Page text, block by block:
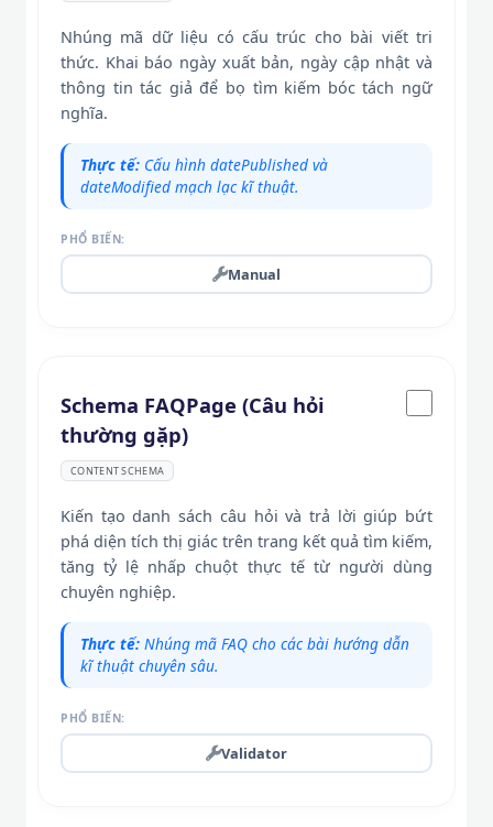
Nhúng mã dữ liệu có cấu trúc cho bài viết tri
thức. Khai báo ngày xuất bản, ngày cập nhật và
thông tin tác giả để bọ tìm kiếm bóc tách ngữ
nghĩa.
Thực tế: Cấu hình datePublished và
dateModified mạch lạc kĩ thuật.
PHỔ BIẾN:
Manual
Schema FAQPage (Câu hỏi
thường gặp)
CONTENT SCHEMA
Kiến tạo danh sách câu hỏi và trả lời giúp bứt
phá diện tích thị giác trên trang kết quả tìm kiếm,
tăng tỷ lệ nhấp chuột thực tế từ người dùng
chuyên nghiệp.
Thực tế: Nhúng mã FAQ cho các bài hướng dẫn
kĩ thuật chuyên sâu.
PHỔ BIẾN:
Validator